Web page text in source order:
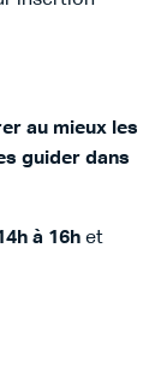
au mieux les
guider dans
à 16h et